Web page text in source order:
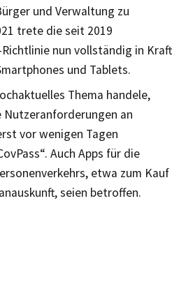
und Verwaltung zu
trete die seit 2019
nun vollständig in Kraft
und Tablets.
Thema handele,
Nutzeranforderungen an
vor wenigen Tagen
Auch Apps für die
etwa zum Kauf
seien betroffen.